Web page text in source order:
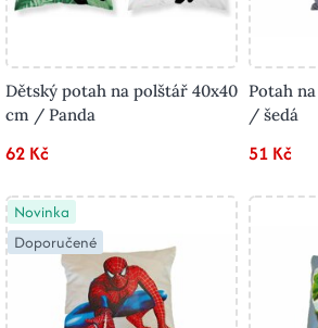
Dětský potah na polštář 40x40
cm / Panda
62 Kč
Potah
/ šedá
51 Kč
Novinka
Doporučené